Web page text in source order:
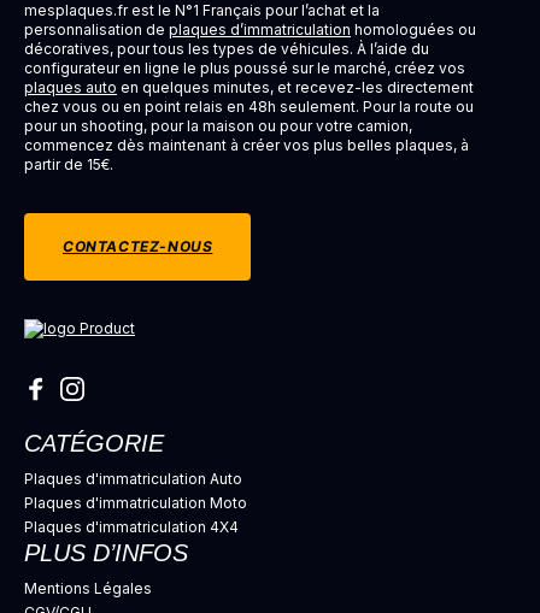
mesplaques.fr est le N°1 Français pour l’achat et la
personnalisation de plaques d’immatriculation homologuées ou
décoratives, pour tous les types de véhicules. À l’aide du
configurateur en ligne le plus poussé sur le marché, créez vos
plaques auto en quelques minutes, et recevez-les directement
chez vous ou en point relais en 48h seulement. Pour la route ou
pour un shooting, pour la maison ou pour votre camion,
commencez dès maintenant à créer vos plus belles plaques, à
partir de 15€.
CONTACTEZ-NOUS
CATÉGORIE
Plaques d'immatriculation Auto
Plaques d'immatriculation Moto
Plaques d'immatriculation 4X4
PLUS D’INFOS
Mentions Légales